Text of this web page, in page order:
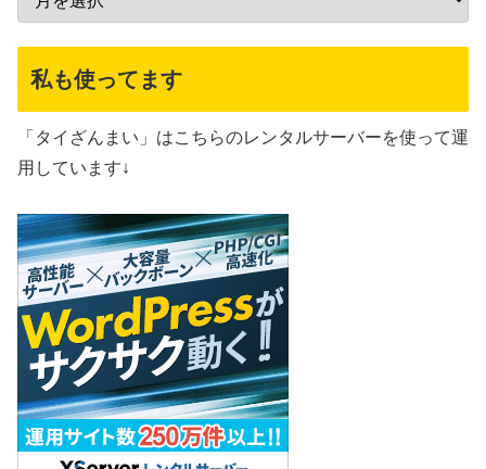
私も使ってます
「タイざんまい」はこちらのレンタルサーバーを使って運
用しています↓